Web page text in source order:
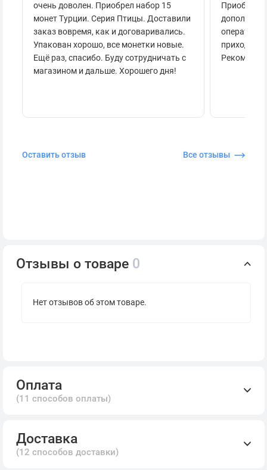
очень доволен. Приобрел набор 15
монет Турции. Серия Птицы. Доставили
заказ вовремя, как и договаривались.
Упакован хорошо, все монетки новые.
Ещё раз, спасибо. Буду сотрудничать с
магазином и дальше. Хорошего дня!
приходило
Оставить отзыв Все отзывы
Отзывы о товаре 0
Нет отзывов об этом товаре.
Оплата
(11 способов оплаты)
Доставка
(12 способов доставки)